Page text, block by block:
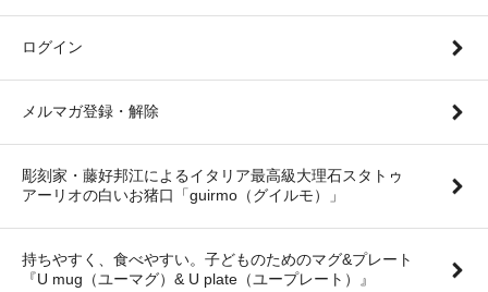
ログイン
メルマガ登録・解除
彫刻家・藤好邦江によるイタリア最高級大理石スタトゥ
アーリオの白いお猪口「guirmo（グイルモ）」
持ちやすく、食べやすい。子どものためのマグ&プレート
『U mug（ユーマグ）& U plate（ユープレート）』